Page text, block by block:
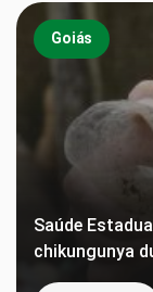
Goiás
Saúde
chikungunya